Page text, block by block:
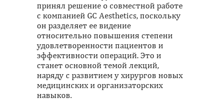
принял решение о совместной работе
с компанией GC Aesthetics, поскольку
он разделяет ее видение
относительно повышения степени
удовлетворенности пациентов и
эффективности операций. Это и
станет основной темой лекций,
наряду с развитием у хирургов новых
медицинских и организаторских
навыков.